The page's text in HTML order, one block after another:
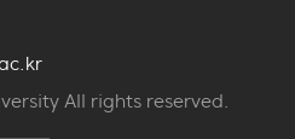
All rights reserved.